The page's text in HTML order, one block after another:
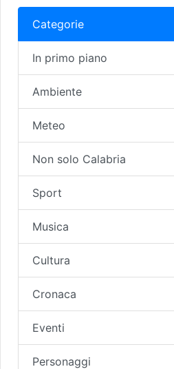
Categorie
In primo piano
Ambiente
Meteo
Non solo Calabria
Sport
Musica
Cultura
Cronaca
Eventi
Personaggi